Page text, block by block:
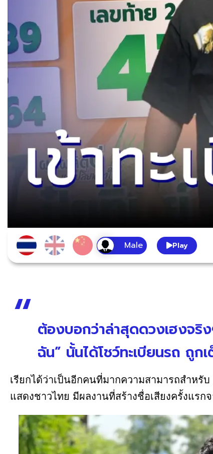
Play
ต้องบอกว่าล่าสุดดวงเฮงจ
ฉัน” นั้นได้โชว์ทะเบียนรถ ถู
เรียกได้ว่าเป็นอีกคนที่มากความสามารถสำหรับ
แสดงชาวไทย มีผลงานที่สร้างชื่อเสียงครั้งแรก